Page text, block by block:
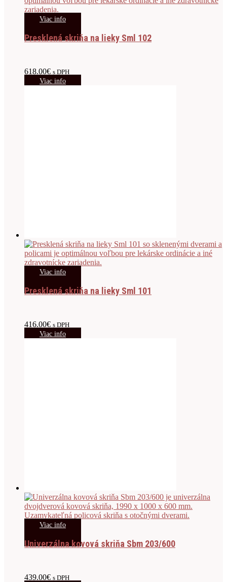
Viac info
Presklená skriňa na lieky Sml 102
618.00€ s DPH
Viac info
Viac info
Presklená skriňa na lieky Sml 101
416.00€ s DPH
Viac info
Viac info
Univerzálna kovová skriňa Sbm 203/600
439.00€ s DPH